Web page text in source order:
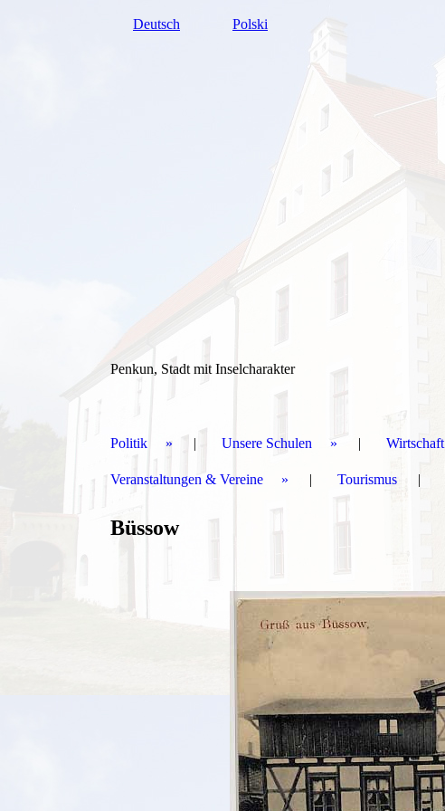
Deutsch Polski
Penkun, Stadt mit Inselcharakter
Politik Unsere Schulen Wirtschaft
Veranstaltungen & Vereine Tourismus
Büssow